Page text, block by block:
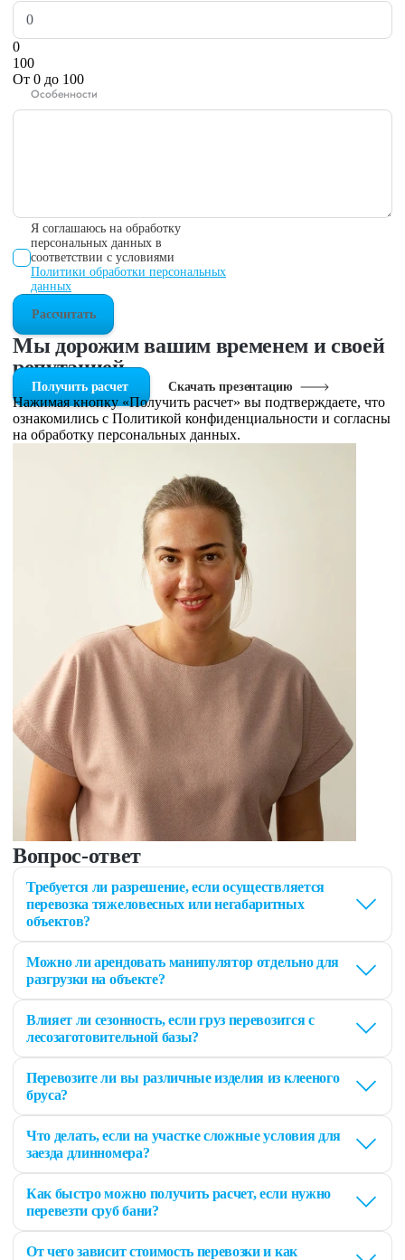
0
100
От 0 до 100
Особенности
Я соглашаюсь на обработку
персональных данных в
соответствии с условиями
Политики обработки персональных
данных
Рассчитать
Мы дорожим вашим временем и своей
репутацией
Получить расчет Скачать презентацию
Нажимая кнопку «Получить расчет» вы подтверждаете, что
ознакомились с Политикой конфиденциальности и согласны
на обработку персональных данных.
Вопрос-ответ
Требуется ли разрешение, если осуществляется
перевозка тяжеловесных или негабаритных
объектов?
Можно ли арендовать манипулятор отдельно для
разгрузки на объекте?
Влияет ли сезонность, если груз перевозится с
лесозаготовительной базы?
Перевозите ли вы различные изделия из клееного
бруса?
Что делать, если на участке сложные условия для
заезда длинномера?
Как быстро можно получить расчет, если нужно
перевезти сруб бани?
От чего зависит стоимость перевозки и как